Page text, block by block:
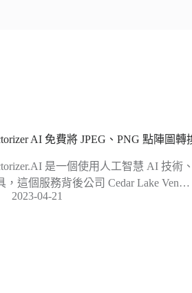
AI 免費將 JPEG、PNG 點陣圖
是一個使用人工智慧 AI 技術
，這個服務背後公司 Cedar Lake Ven…
2023-04-21